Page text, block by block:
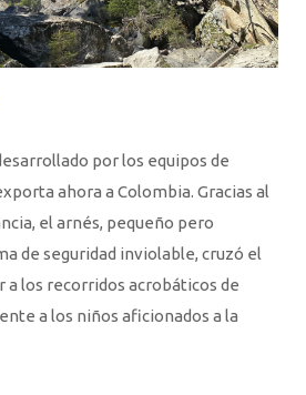
por los equipos de
ahora a Colombia. Gracias al
el arnés, pequeño pero
de seguridad inviolable, cruzó el
a los recorridos acrobáticos de
a los niños aficionados a la